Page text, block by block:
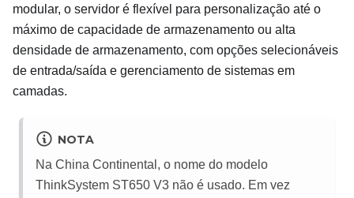
modular, o servidor é flexível para personalização até o
máximo de capacidade de armazenamento ou alta
densidade de armazenamento, com opções selecionáveis
de entrada/saída e gerenciamento de sistemas em
camadas.
NOTA
Na China Continental, o nome do modelo
ThinkSystem ST650 V3 não é usado. Em vez